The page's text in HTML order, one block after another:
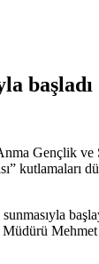
başladı
Gençlik ve
kutlamaları
sunmasıyla